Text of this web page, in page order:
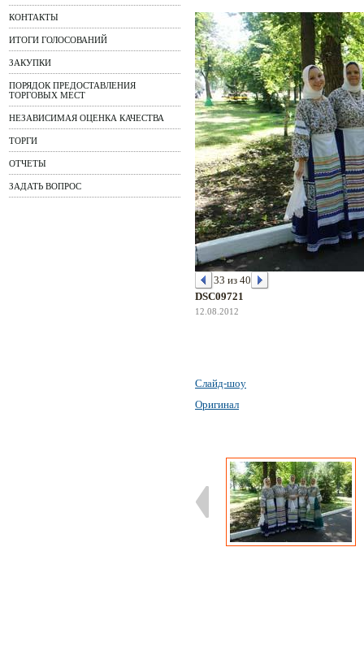
КОНТАКТЫ
ИТОГИ ГОЛОСОВАНИЙ
ЗАКУПКИ
ПОРЯДОК ПРЕДОСТАВЛЕНИЯ
ТОРГОВЫХ МЕСТ
НЕЗАВИСИМАЯ ОЦЕНКА КАЧЕСТВА
ТОРГИ
ОТЧЕТЫ
ЗАДАТЬ ВОПРОС
33 из 40
DSC09721
12.08.2012
Слайд-шоу
Оригинал